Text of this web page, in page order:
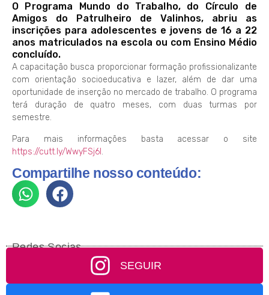
O Programa Mundo do Trabalho, do Círculo de
Amigos do Patrulheiro de Valinhos, abriu as
inscrições para adolescentes e jovens de 16 a 22
anos matriculados na escola ou com Ensino Médio
concluído.
A capacitação busca proporcionar formação profissionalizante
com orientação socioeducativa e lazer, além de dar uma
oportunidade de inserção no mercado de trabalho. O programa
terá duração de quatro meses, com duas turmas por
semestre.
Para mais informações basta acessar o site
https://cutt.ly/WwyFSj6I .
Compartilhe nosso conteúdo:
Redes Socias
SEGUIR